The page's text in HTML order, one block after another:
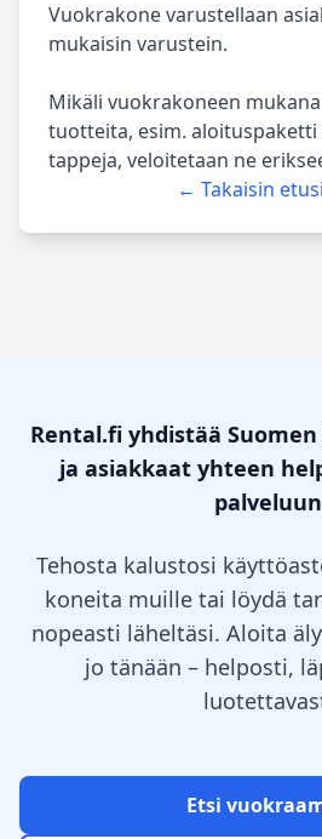
Vuokrakone varustellaan
mukaisin varustein.
Mikäli vuokrakoneen
tuotteita, esim.
tappeja, veloitetaan ne
← Takaisin
Rental.fi yhdistää
ja asiakkaat yhteen
Tehosta kalustosi
koneita muille tai löydä
nopeasti läheltäsi. Aloita
jo tänään – helposti,
Etsi